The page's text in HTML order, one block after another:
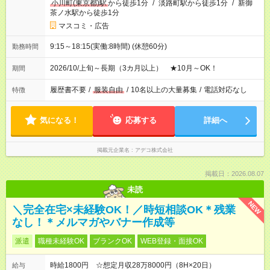
小川町(東京都)駅から徒歩1分 / 淡路町駅から徒歩1分 / 新御
茶ノ水駅から徒歩1分
マスコミ・広告
勤務時間 9:15～18:15(実働:8時間) (休憩60分)
期間 2026/10/上旬～長期（3カ月以上） ★10月～OK！
特徴 履歴書不要 / 服装自由 / 10名以上の大量募集 / 電話対応なし
気になる！ 応募する 詳細へ
掲載元企業名 アデコ株式会社
掲載日：2026.08.07
未読
NEW
＼完全在宅×未経験OK！／時短相談OK＊残業
なし！＊メルマガやバナー作成等
派遣 職種未経験OK ブランクOK WEB登録・面接OK
給与 時給1800円 ☆想定月収28万8000円（8H×20日）